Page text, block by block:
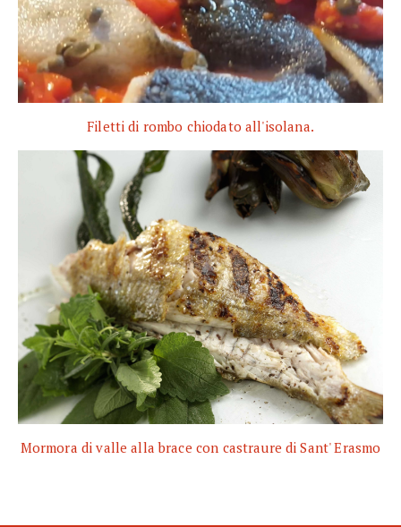
Filetti di rombo chiodato all'isolana.
Mormora di valle alla brace con castraure di Sant' Erasmo